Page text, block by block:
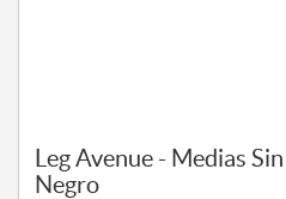
Leg Avenue - Medias
Negro